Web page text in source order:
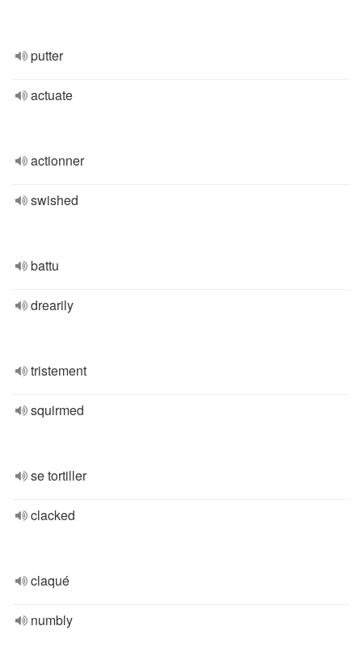
putter
actuate
actionner
swished
battu
drearily
tristement
squirmed
se tortiller
clacked
claqué
numbly